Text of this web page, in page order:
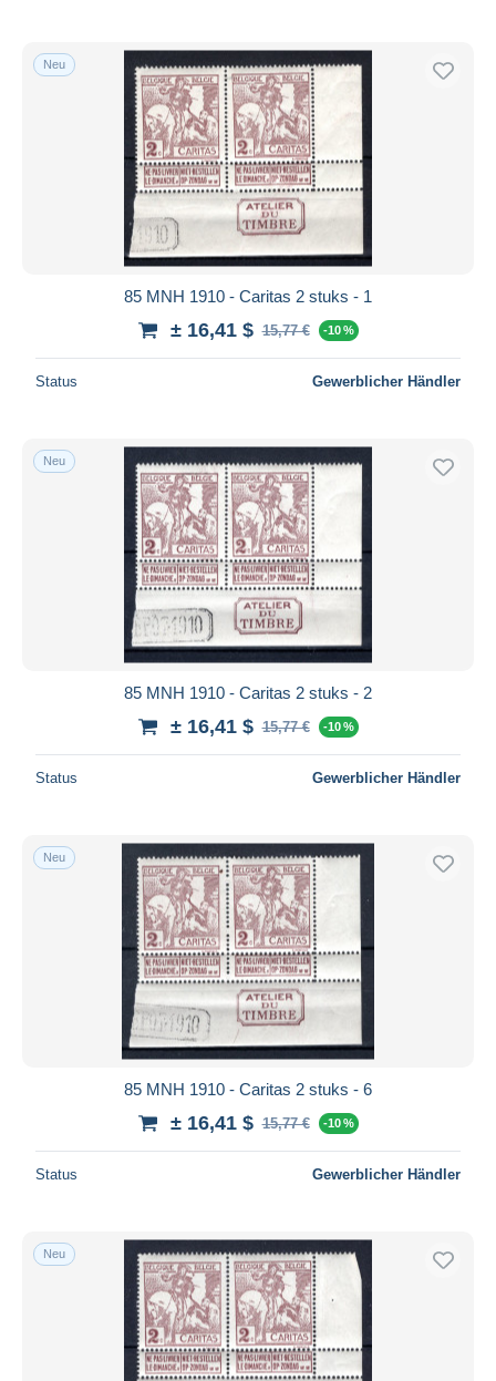
Neu
85 MNH 1910 - Caritas 2 stuks - 1
± 16,41 $ 15,77 € -10 %
Status Gewerblicher Händler
Neu
85 MNH 1910 - Caritas 2 stuks - 2
± 16,41 $ 15,77 € -10 %
Status Gewerblicher Händler
Neu
85 MNH 1910 - Caritas 2 stuks - 6
± 16,41 $ 15,77 € -10 %
Status Gewerblicher Händler
Neu